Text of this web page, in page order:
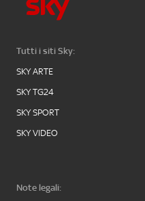
Tutti i siti Sky:
SKY ARTE
SKY TG24
SKY SPORT
SKY VIDEO
Note legali: